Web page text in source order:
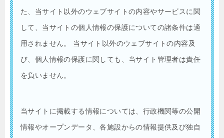
た、当サイト以外のウェブサイトの内容やサービスに関
して、当サイトの個人情報の保護についての諸条件は適
用されません。 当サイト以外のウェブサイトの内容及
び、個人情報の保護に関しても、当サイト管理者は責任
を負いません。
当サイトに掲載する情報については、行政機関等の公開
情報やオープンデータ、各施設からの情報提供及び独自